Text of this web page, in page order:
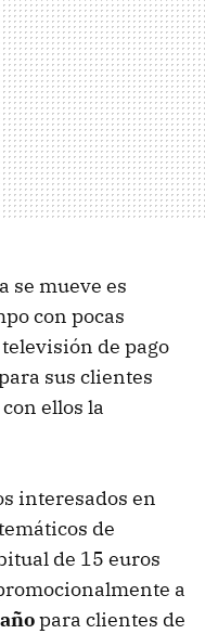
se mueve es
con pocas
de pago
sus clientes
ellos la
interesados en
de
de 15 euros
a
para clientes de